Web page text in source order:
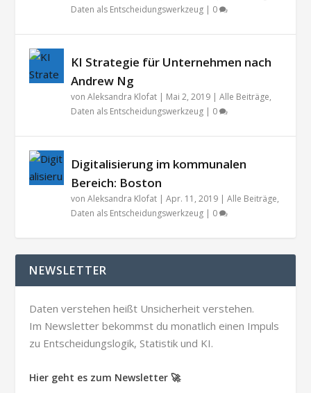
Daten als Entscheidungswerkzeug | 0
KI Strategie für Unternehmen nach
Andrew Ng
vonAleksandra Klofat | Mai 2, 2019 |Alle Beiträge,
Daten als Entscheidungswerkzeug | 0
Digitalisierung im kommunalen
Bereich: Boston
vonAleksandra Klofat |Apr. 11, 2019 |Alle Beiträge,
Daten als Entscheidungswerkzeug | 0
NEWSLETTER
Daten verstehen heißt Unsicherheit verstehen.
Im Newsletter bekommst du monatlich einen Impuls
zu Entscheidungslogik, Statistik und KI.
Hier geht es zum Newsletter 🚀